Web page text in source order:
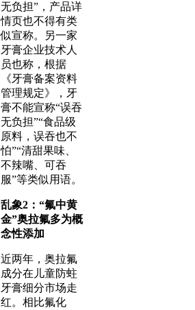
无负担”，产品详
情页也不得有类
似宣称。另一家
牙膏企业技术人
员也称，根据
《牙膏备案资料
管理规定》，牙
膏不能宣称“误吞
无负担”“食品级
原料，误吞也不
怕”“清甜果味、
不辣嘴、可吞
服”等类似用语。
乱象2：“氟中黄
金”奥拉氟多为概
念性添加
近两年，奥拉氟
成分在儿童防蛀
牙膏细分市场走
红。相比氟化